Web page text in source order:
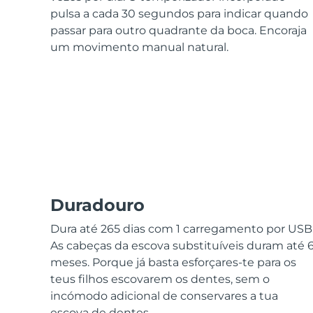
pulsa a cada 30 segundos para indicar quando
passar para outro quadrante da boca. Encoraja
um movimento manual natural.
Duradouro
Dura até 265 dias com 1 carregamento por
As cabeças da escova substituíveis duram até
meses. Porque já basta esforçares-te para os
teus filhos escovarem os dentes, sem o
incómodo adicional de conservares a tua
All acne treatment devices
All revitalizing eye massagers
Cuidados de pele KIWI™
Advanced pore care essentials
LUNA™ Dual-Peptide Scalp
Serum
For healthy hair
issa™ Teeth Whitening Gel
18% PAP
FOREO APP
SOBRE